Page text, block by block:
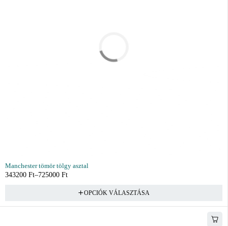
Manchester tömör tölgy asztal
343200 Ft–725000 Ft
OPCIÓK VÁLASZTÁSA